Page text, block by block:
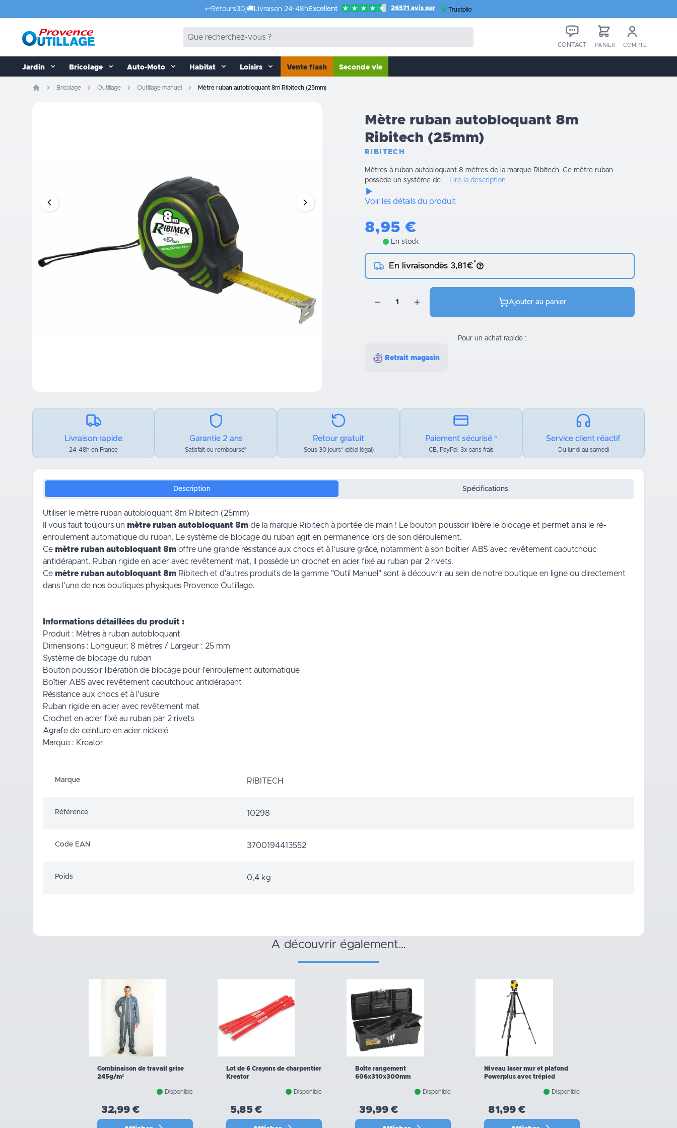
↩️ Retours30j🚚 Livraison 24-48h Excellent 26571 avis sur Trustpilot
CONTACT PANIER COMPTE
Jardin Bricolage Auto-Moto Habitat Loisirs Vente flash Seconde vie
Bricolage Outillage Outillage manuel Mètre ruban autobloquant 8m Ribitech (25mm)
Mètre ruban autobloquant 8m
Ribitech (25mm)
RIBITECH
Mètres à ruban autobloquant 8 mètres de la marque Ribitech. Ce mètre ruban
possède un système de ...
Lire la description
Voir les détails du produit
8,95 €
En stock
En livraisondès 3,81€*
1 Ajouter au panier
Pour un achat rapide :
Retrait magasin
Livraison rapide
24-48h en France
Garantie 2 ans
Satisfait ou remboursé*
Retour gratuit
Sous 30 jours* (délai légal)
Paiement sécurisé *
CB, PayPal, 3x sans frais
Service client réactif
Du lundi au samedi
Description Spécifications
Utiliser le mètre ruban autobloquant 8m Ribitech (25mm)
Il vous faut toujours un mètre ruban autobloquant 8m de la marque Ribitech à portée de main ! Le bouton poussoir libère le blocage et permet ainsi le ré-
enroulement automatique du ruban. Le système de blocage du ruban agit en permanence lors de son déroulement.
Ce mètre ruban autobloquant 8m offre une grande résistance aux chocs et à l’usure grâce, notamment à son boîtier ABS avec revêtement caoutchouc
antidérapant. Ruban rigide en acier avec revêtement mat, il possède un crochet en acier fixé au ruban par 2 rivets.
Ce mètre ruban autobloquant 8m Ribitech et d'autres produits de la gamme "Outil Manuel" sont à découvrir au sein de notre boutique en ligne ou directement
dans l'une de nos boutiques physiques Provence Outillage.
Informations détaillées du produit :
Produit : Mètres à ruban autobloquant
Dimensions : Longueur: 8 mètres / Largeur : 25 mm
Système de blocage du ruban
Bouton poussoir libération de blocage pour l'enroulement automatique
Boîtier ABS avec revêtement caoutchouc antidérapant
Résistance aux chocs et à l'usure
Ruban rigide en acier avec revêtement mat
Crochet en acier fixé au ruban par 2 rivets
Agrafe de ceinture en acier nickelé
Marque : Kreator
Marque RIBITECH
Référence 10298
Code EAN 3700194413552
Poids 0,4 kg
a découvrir également…
Combinaison de travail grise
245g/m²
Disponible
32,99 €
Lot de 6 Crayons de charpentier
Kreator
Disponible
5,85 €
Boîte rangement
606x310x300mm
Disponible
39,99 €
Niveau laser mur et plafond
Powerplus avec trépied
Disponible
81,99 €